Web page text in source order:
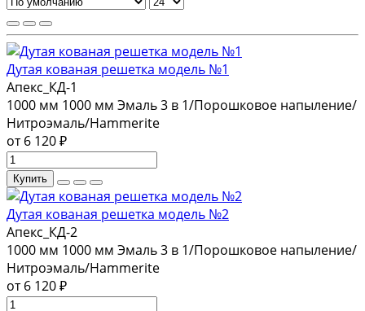
Дутая кованая решетка модель №1
Апекс_КД-1
1000 мм 1000 мм Эмаль 3 в 1/Порошковое напыление/
Нитроэмаль/Hammerite
от 6 120 ₽
Купить
Дутая кованая решетка модель №2
Апекс_КД-2
1000 мм 1000 мм Эмаль 3 в 1/Порошковое напыление/
Нитроэмаль/Hammerite
от 6 120 ₽